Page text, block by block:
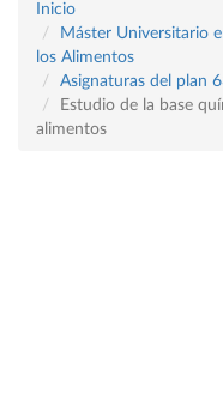
Inicio
Máster Universitario
los Alimentos
Asignaturas del plan
Estudio de la base
alimentos